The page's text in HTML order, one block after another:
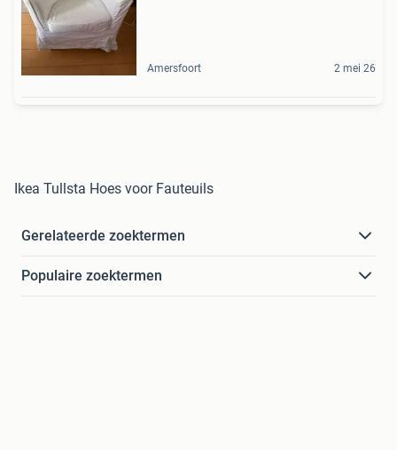
Amersfoort 2 mei 26
Ikea Tullsta Hoes voor Fauteuils
Gerelateerde zoektermen
Populaire zoektermen